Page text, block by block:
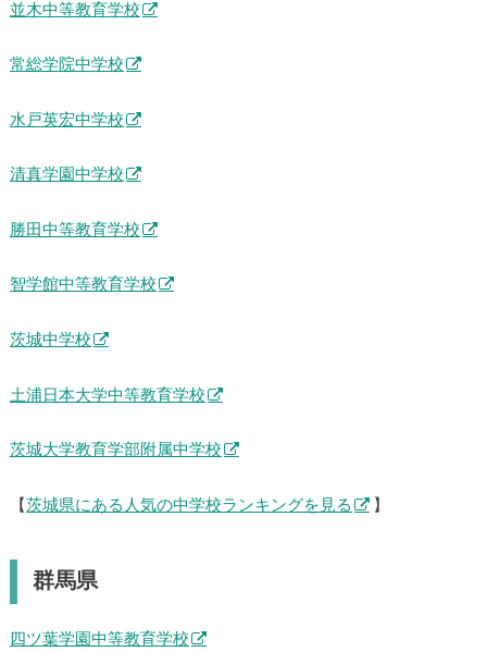
並木中等教育学校
常総学院中学校
水戸英宏中学校
清真学園中学校
勝田中等教育学校
智学館中等教育学校
茨城中学校
土浦日本大学中等教育学校
茨城大学教育学部附属中学校
【 茨城県にある人気の中学校ランキングを見る 】
群馬県
四ツ葉学園中等教育学校